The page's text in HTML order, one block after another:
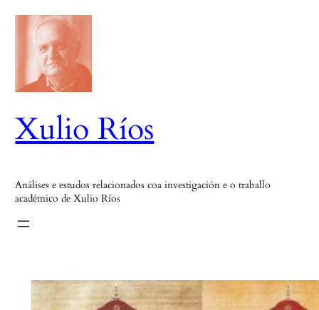
Saltar
contido
Xulio Ríos
Análises e estudos relacionados coa investigación e o traballo
académico de Xulio Ríos